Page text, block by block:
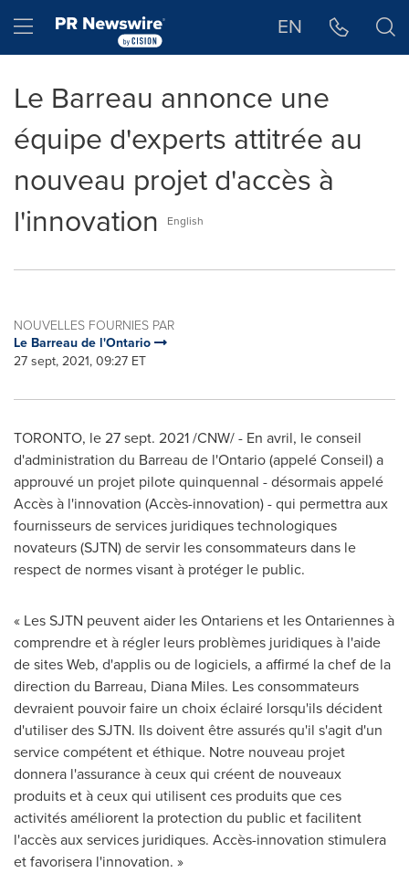
Hamburger menu EN
Le Barreau annonce une
équipe d'experts attitrée au
nouveau projet d'accès à
l'innovation
English
NOUVELLES FOURNIES PAR
Le Barreau de l'Ontario
27 sept, 2021, 09:27 ET
TORONTO, le27 sept. 2021/CNW/ - En avril, le conseil
d'administration du Barreau de l'Ontario(appelé Conseil) a
approuvé un projet pilote quinquennal - désormais appelé
Accès à l'innovation (Accès-innovation) - qui permettra aux
fournisseurs de services juridiques technologiques
novateurs (SJTN) de servir les consommateurs dans le
respect de normes visant à protéger le public.
« Les SJTN peuvent aider les Ontariens et les Ontariennes à
comprendre et à régler leurs problèmes juridiques à l'aide
de sites Web, d'applis ou de logiciels, a affirmé la chef de la
direction du Barreau, Diana Miles. Les consommateurs
devraient pouvoir faire un choix éclairé lorsqu'ils décident
d'utiliser des SJTN. Ils doivent être assurés qu'il s'agit d'un
service compétent et éthique. Notre nouveau projet
donnera l'assurance à ceux qui créent de nouveaux
produits et à ceux qui utilisent ces produits que ces
activités améliorent la protection du public et facilitent
l'accès aux services juridiques. Accès-innovation stimulera
et favorisera l'innovation. »